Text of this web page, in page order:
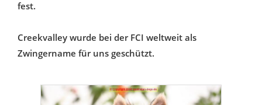
fest.
Creekvalley wurde bei der FCI weltweit als
Zwingername für uns geschützt.